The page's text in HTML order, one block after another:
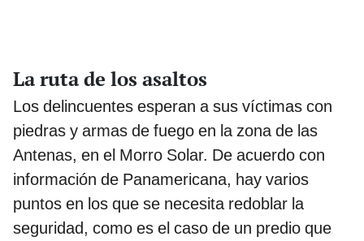
La ruta de los asaltos
Los delincuentes esperan a sus víctimas con
piedras y armas de fuego en la zona de las
Antenas, en el Morro Solar. De acuerdo con
información de Panamericana, hay varios
puntos en los que se necesita redoblar la
seguridad, como es el caso de un predio que